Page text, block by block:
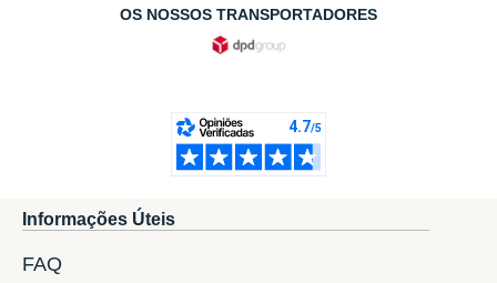
OS NOSSOS TRANSPORTADORES
Informações Úteis
FAQ